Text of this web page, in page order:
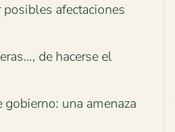
afectaciones
de hacerse el
una amenaza